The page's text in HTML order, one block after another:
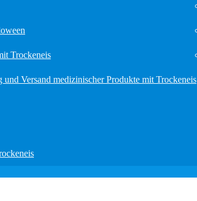
Trockeneis
Versand medizinischer Produkte mit Trockeneis